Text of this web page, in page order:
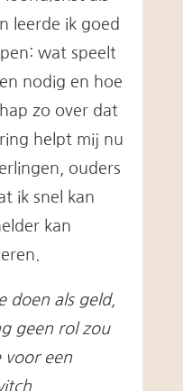
leerde ik goed
wat speelt
nodig en hoe
zo over dat
helpt mij nu
ouders
ik snel kan
kan
doen als geld,
geen rol zou
voor een